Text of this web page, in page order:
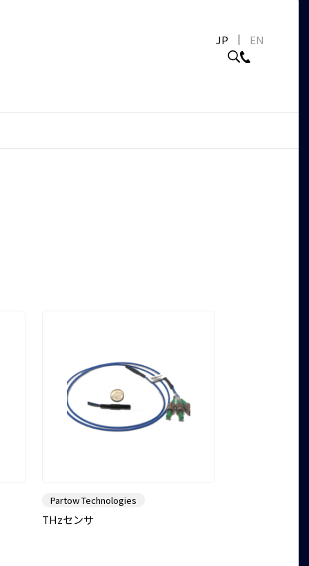
JP EN
Partow Technologies
THzセンサ